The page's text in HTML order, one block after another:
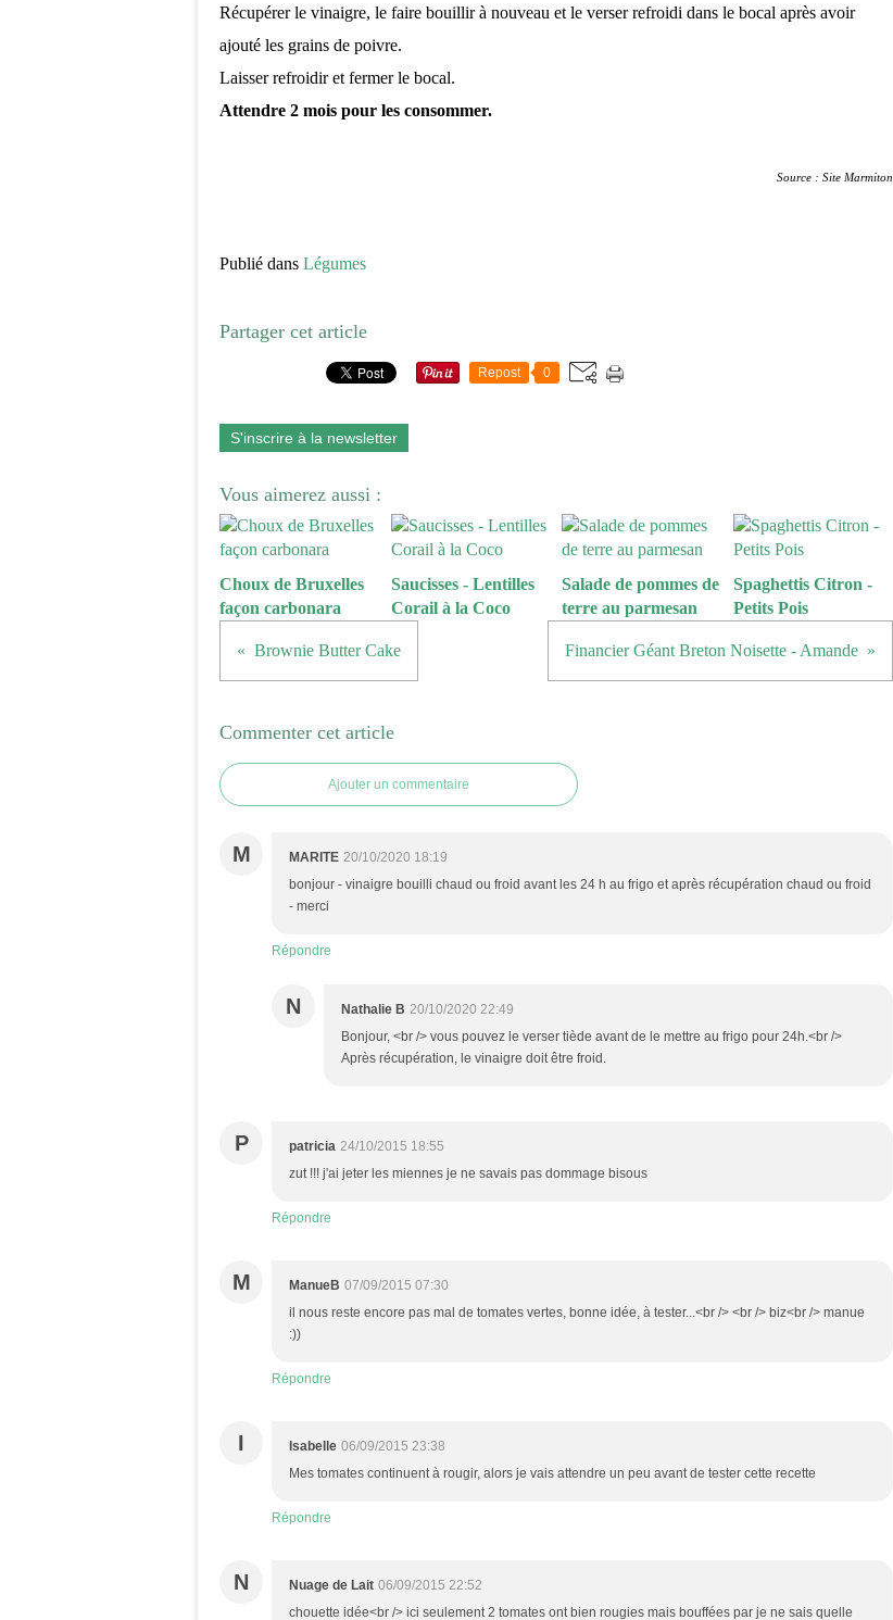
Récupérer le vinaigre, le faire bouillir à nouveau et le verser refroidi dans le bocal après avoir
ajouté les grains de poivre.
Laisser refroidir et fermer le bocal.
Attendre 2 mois pour les consommer.
Source : Site Marmiton
Publié dans Légumes
Partager cet article
Repost 0
S'inscrire à la newsletter
Vous aimerez aussi :
Choux de Bruxelles
façon carbonara
Saucisses - Lentilles
Corail à la Coco
Salade de pommes de
terre au parmesan
Spaghettis Citron -
Petits Pois
Brownie Butter Cake Financier Géant Breton Noisette - Amande
Commenter cet article
Ajouter un commentaire
M MARITE 20/10/2020 18:19
bonjour - vinaigre bouilli chaud ou froid avant les 24 h au frigo et après récupération chaud ou froid
- merci
Répondre
N Nathalie B 20/10/2020 22:49
Bonjour, <br /> vous pouvez le verser tiède avant de le mettre au frigo pour 24h.<br />
Après récupération, le vinaigre doit être froid.
P patricia 24/10/2015 18:55
zut !!! j'ai jeter les miennes je ne savais pas dommage bisous
Répondre
M ManueB 07/09/2015 07:30
il nous reste encore pas mal de tomates vertes, bonne idée, à tester...<br /> <br /> biz<br /> manue
:))
Répondre
I Isabelle 06/09/2015 23:38
Mes tomates continuent à rougir, alors je vais attendre un peu avant de tester cette recette
Répondre
N Nuage de Lait 06/09/2015 22:52
chouette idée<br /> ici seulement 2 tomates ont bien rougies mais bouffées par je ne sais quelle